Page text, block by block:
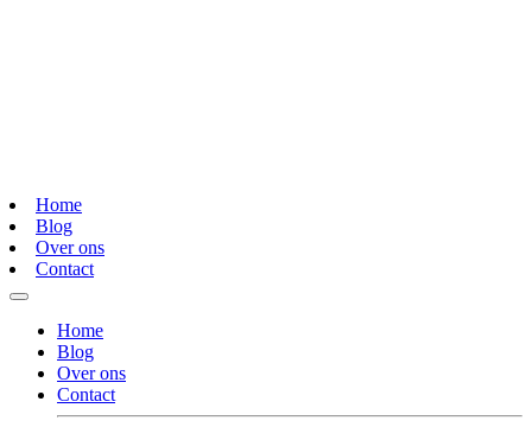
Home
Blog
Over ons
Contact
Home
Blog
Over ons
Contact